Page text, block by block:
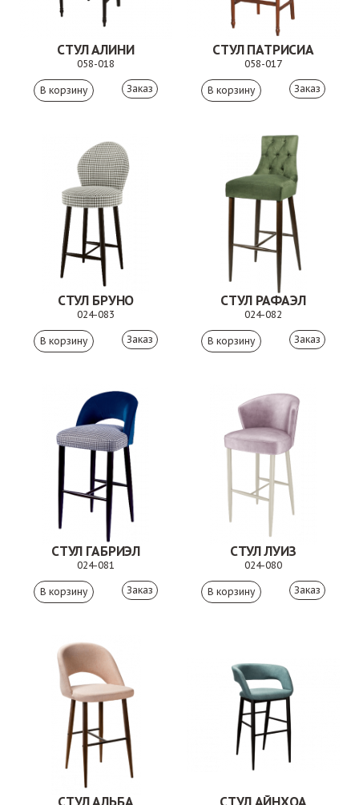
СТУЛ АЛИНИ
058-018
Заказ
СТУЛ ПАТРИСИА
058-017
Заказ
СТУЛ БРУНО
024-083
Заказ
СТУЛ РАФАЭЛ
024-082
Заказ
СТУЛ ГАБРИЭЛ
024-081
Заказ
СТУЛ ЛУИЗ
024-080
Заказ
СТУЛ АЛЬБА СТУЛ АЙНХОА